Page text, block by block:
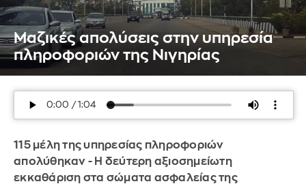
Μαζικές απολύσεις στην υπηρεσία
πληροφοριών της Νιγηρίας
115 μέλη της υπηρεσίας πληροφοριών
απολύθηκαν - Η δεύτερη αξιοσημείωτη
εκκαθάριση στα σώματα ασφαλείας της